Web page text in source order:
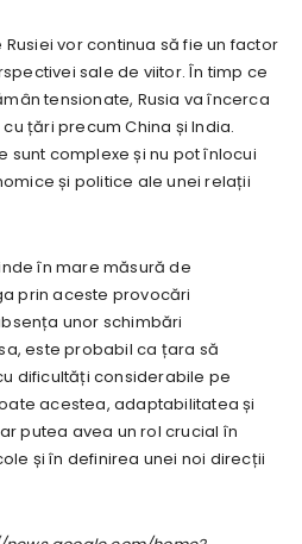
vor continua să fie un factor
sale de viitor. În timp ce
tensionate, Rusia va încerca
țări precum China și India.
sunt complexe și nu pot înlocui
și politice ale unei relații
în mare măsură de
prin aceste provocări
unor schimbări
este probabil ca țara să
dificultăți considerabile pe
acestea, adaptabilitatea și
putea avea un rol crucial în
și în definirea unei noi direcții